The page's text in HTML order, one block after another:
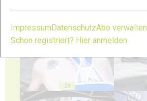
27
29
ImpressumDatenschutzAbo verwalten
Schon registriert? Hier anmelden